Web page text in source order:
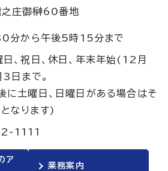
之庄御榊60番地
分から午後5時15分まで
日、祝日、休日、年末年始(12月
日まで。
に土曜日、日曜日がある場合はそ
なります)
1111
ア
業務案内